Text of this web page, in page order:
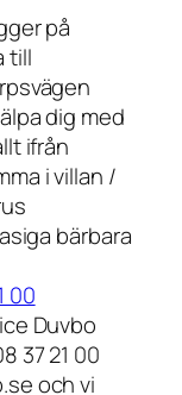
på
till
dig med
ifrån
i villan /
bärbara
00
Duvbo
37 21 00
och vi